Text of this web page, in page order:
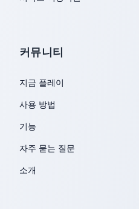
커뮤니티
지금 플레이
사용 방법
기능
자주 묻는 질문
소개